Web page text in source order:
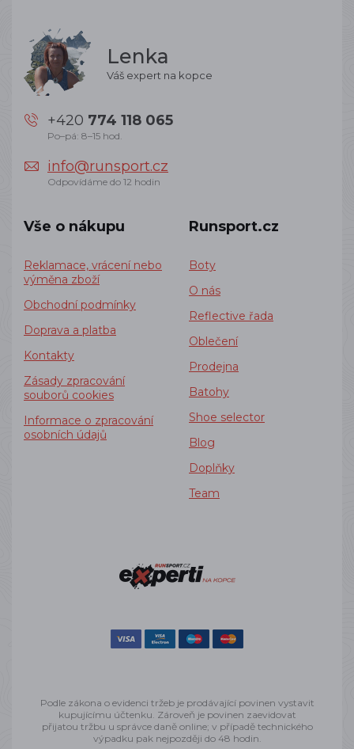
Lenka
Váš expert na kopce
+420 774 118 065
Po–pá: 8–15 hod.
info@runsport.cz
Odpovídáme do 12 hodin
Vše o nákupu
Reklamace, vrácení nebo
výměna zboží
Obchodní podmínky
Doprava a platba
Kontakty
Zásady zpracování
souborů cookies
Informace o zpracování
osobních údajů
Runsport.cz
Boty
O nás
Reflective řada
Oblečení
Prodejna
Batohy
Shoe selector
Blog
Doplňky
Team
Podle zákona o evidenci tržeb je prodávající povinen vystavit
kupujícímu účtenku. Zároveň je povinen zaevidovat
přijatou tržbu u správce daně online; v případě technického
výpadku pak nejpozději do 48 hodin.